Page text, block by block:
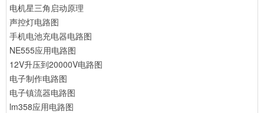
电机星三角启动原理
声控灯电路图
手机电池充电器电路图
NE555应用电路图
12V升压到20000V电路图
电子制作电路图
电子镇流器电路图
lm358应用电路图